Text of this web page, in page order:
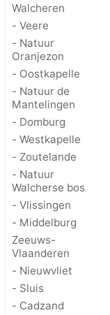
Walcheren
- Veere
- Natuur
Oranjezon
- Oostkapelle
- Natuur de
Mantelingen
- Domburg
- Westkapelle
- Zoutelande
- Natuur
Walcherse bos
- Vlissingen
- Middelburg
Zeeuws-
Vlaanderen
- Nieuwvliet
- Sluis
- Cadzand